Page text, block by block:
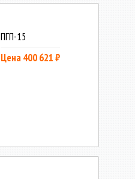
ПГП-15
Цена 400 621 ₽